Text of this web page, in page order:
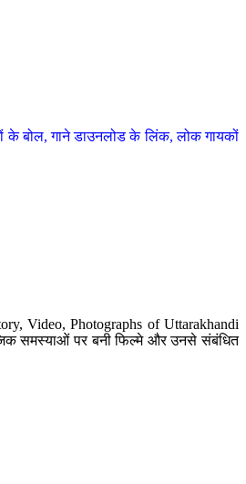
के बोल, गाने डाउनलोड के लिंक, लोक गायकों
Video, Photographs of Uttarakhandi
समस्याओं पर बनी फिल्मे और उनसे संबंधित